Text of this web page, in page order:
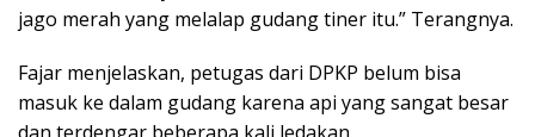
jago merah yang melalap gudang tiner itu.” Terangnya.
Fajar menjelaskan, petugas dari DPKP belum bisa
masuk ke dalam gudang karena api yang sangat besar